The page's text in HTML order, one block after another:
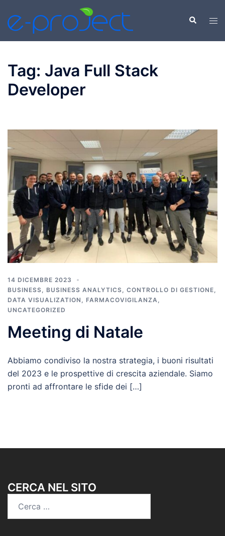
contenuto
Cerca
Tag: Java Full Stack
Developer
14 DICEMBRE 2023
BUSINESS
BUSINESS ANALYTICS CONTROLLO DI GESTIONE
DATA VISUALIZATION
FARMACOVIGILANZA
UNCATEGORIZED
Meeting di Natale
Abbiamo condiviso la nostra strategia, i buoni risultati
del 2023 e le prospettive di crescita aziendale. Siamo
pronti ad affrontare le sfide dei […]
CERCA NEL SITO